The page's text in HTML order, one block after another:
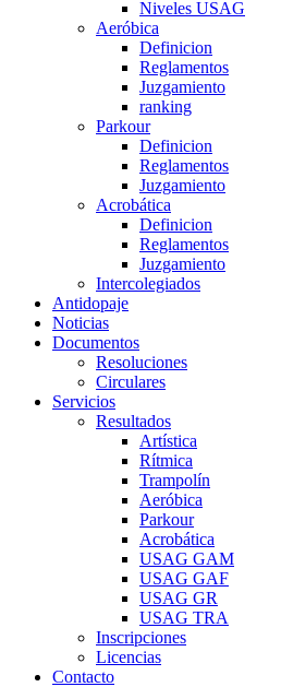
Niveles USAG
Aeróbica
Definicion
Reglamentos
Juzgamiento
ranking
Parkour
Definicion
Reglamentos
Juzgamiento
Acrobática
Definicion
Reglamentos
Juzgamiento
Intercolegiados
Antidopaje
Noticias
Documentos
Resoluciones
Circulares
Servicios
Resultados
Artística
Rítmica
Trampolín
Aeróbica
Parkour
Acrobática
USAG GAM
USAG GAF
USAG GR
USAG TRA
Inscripciones
Licencias
Contacto